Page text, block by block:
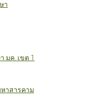
า
มค. เขต 1
าสารคาม